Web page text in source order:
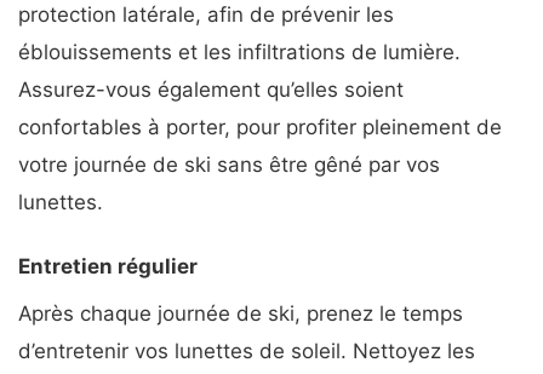
protection latérale, afin de prévenir les
éblouissements et les infiltrations de lumière.
Assurez-vous également qu’elles soient
confortables à porter, pour profiter pleinement de
votre journée de ski sans être gêné par vos
lunettes.
Entretien régulier
Après chaque journée de ski, prenez le temps
d’entretenir vos lunettes de soleil. Nettoyez les